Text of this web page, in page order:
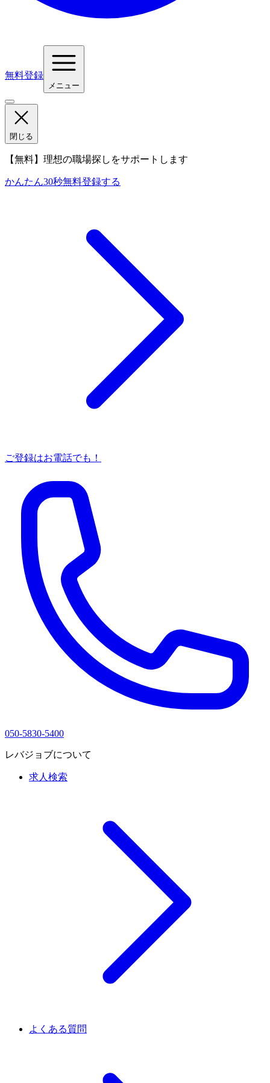
無料登録
メニュー
閉じる
【無料】理想の職場探しをサポートします
かんたん30秒無料登録する
ご登録はお電話でも！
050-5830-5400
レバジョブについて
求人検索
よくある質問